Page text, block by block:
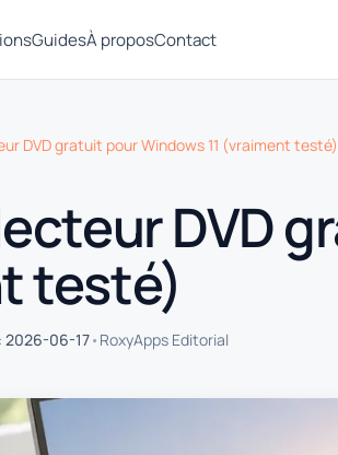
GuidesÀ proposContact
DVD gratuit pour Windows 11 (vraiment testé)
DVD
testé)
2026-06-17• RoxyApps Editorial